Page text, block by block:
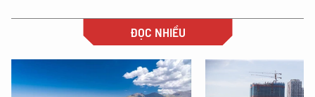
ĐỌC NHIỀU